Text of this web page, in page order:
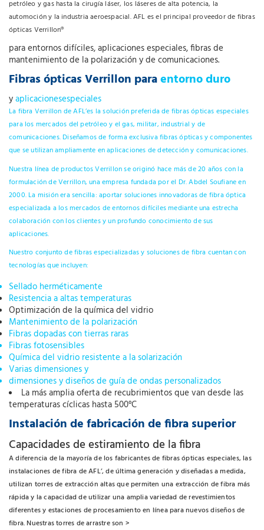
petróleo y gas hasta la cirugía láser, los láseres de alta potencia, la
automoción y la industria aeroespacial. AFL es el principal proveedor de fibras
ópticas Verrillon®
para entornos difíciles, aplicaciones especiales, fibras de
mantenimiento de la polarización y de comunicaciones.
Fibras ópticas Verrillon paraentorno duro
yaplicacionesespeciales
La fibra Verrillon de AFL’es la solución preferida de fibras ópticas especiales
para los mercados del petróleo y el gas, militar, industrial y de
comunicaciones. Diseñamos de forma exclusiva fibras ópticas y componentes
que se utilizan ampliamente en aplicaciones de detección y comunicaciones.
Nuestra línea de productos Verrillon se originó hace más de 20 años con la
formulación de Verrillon, una empresa fundada por el Dr. Abdel Soufiane en
2000. La misión era sencilla: aportar soluciones innovadoras de fibra óptica
especializada a los mercados de entornos difíciles mediante una estrecha
colaboración con los clientes y un profundo conocimiento de sus
aplicaciones.
Nuestro conjunto de fibras especializadas y soluciones de fibra cuentan con
tecnologías que incluyen:
Sellado herméticamente
Resistencia a altas temperaturas
Optimización de la química del vidrio
Mantenimiento de la polarización
Fibras dopadas con tierras raras
Fibras fotosensibles
Química del vidrio resistente a la solarización
Varias dimensiones y
dimensiones y diseños de guía de ondas personalizados
La más amplia oferta de recubrimientos que van desde las
temperaturas cíclicas hasta 500°C
Instalación de fabricación de fibra superior
Capacidades de estiramiento de la fibra
A diferencia de la mayoría de los fabricantes de fibras ópticas especiales, las
instalaciones de fibra de AFL’, de última generación y diseñadas a medida,
utilizan torres de extracción altas que permiten una extracción de fibra más
rápida y la capacidad de utilizar una amplia variedad de revestimientos
diferentes y estaciones de procesamiento en línea para nuevos diseños de
fibra. Nuestras torres de arrastre son >